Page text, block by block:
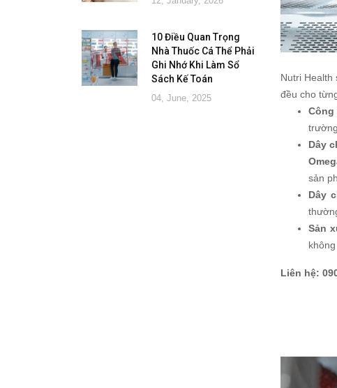
Nutri
đều cho
Dây
sản
Dây
Sản
Liên hệ:
10 Điều Quan Trọng
Nhà Thuốc Cá Thể Phải
Ghi Nhớ Khi Làm Sổ
Sách Kế Toán
04, June, 2025